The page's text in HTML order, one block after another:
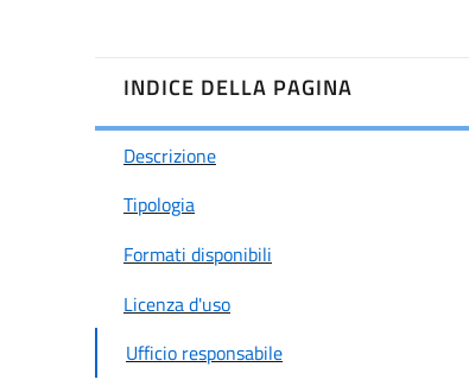
INDICE DELLA PAGINA
Descrizione
Tipologia
Formati disponibili
Licenza d'uso
Ufficio responsabile